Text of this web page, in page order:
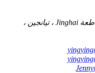
مدينة Daqiuzhuang ، مقاطعة Jinghai ، تيانجين ،